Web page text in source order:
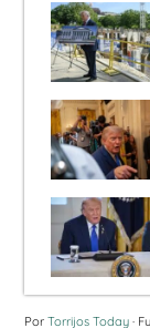
Por Torrijos Today ·